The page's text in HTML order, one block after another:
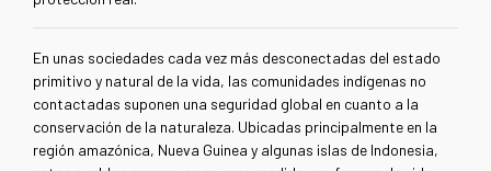
En unas sociedades cada vez más desconectadas del estado
primitivo y natural de la vida, las comunidades indígenas no
contactadas suponen una seguridad global en cuanto a la
conservación de la naturaleza. Ubicadas principalmente en la
región amazónica, Nueva Guinea y algunas islas de Indonesia,